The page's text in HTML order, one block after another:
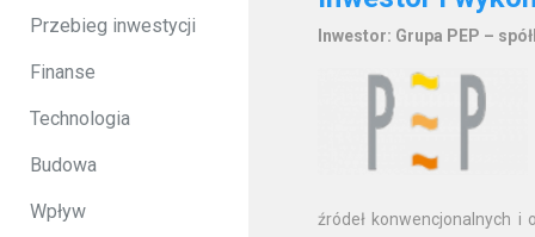
Przebieg inwestycji
Finanse
Technologia
Budowa
Wpływ
Inwestor: Grupa PEP –
źródeł konwencjonalnych